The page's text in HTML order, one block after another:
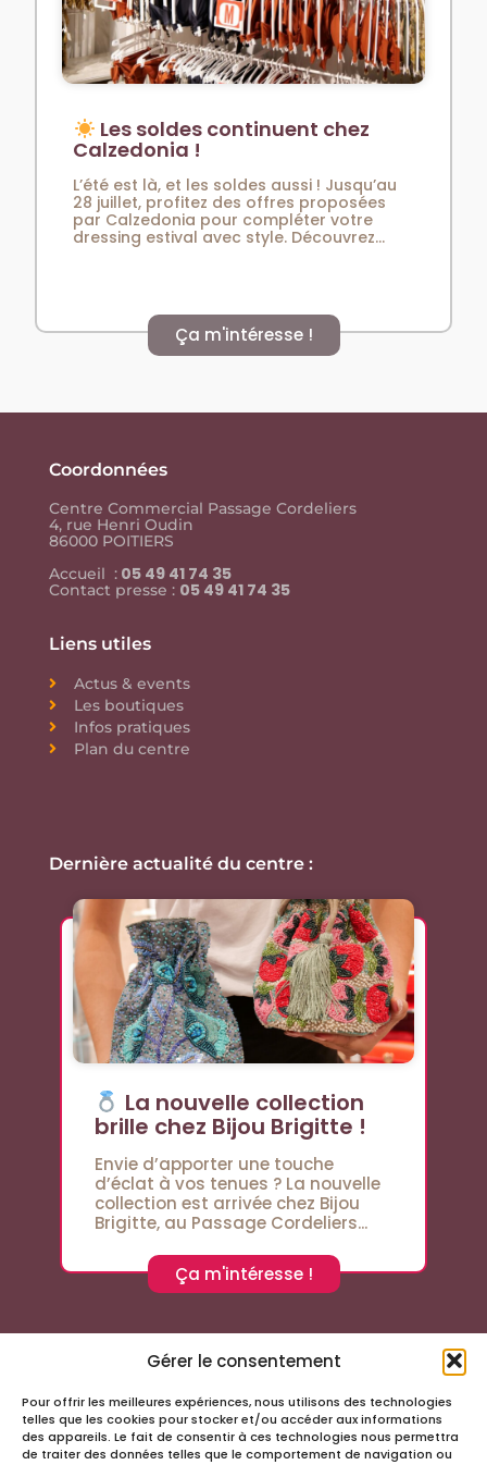
Gérer le consentement
Pour offrir les meilleures expériences, nous utilisons des technologies
telles que les cookies pour stocker et/ou accéder aux informations
des appareils. Le fait de consentir à ces technologies nous permettra
de traiter des données telles que le comportement de navigation ou
Les soldes continuent chez
Calzedonia !
L’été est là, et les soldes aussi ! Jusqu’au
28 juillet, profitez des offres proposées
par Calzedonia pour compléter votre
dressing estival avec style. Découvrez...
Ça m'intéresse !
Coordonnées
Centre Commercial Passage Cordeliers
4, rue Henri Oudin
86000 POITIERS
Accueil : 05 49 41 74 35
Contact presse : 05 49 41 74 35
Liens utiles
Actus & events
Les boutiques
Infos pratiques
Plan du centre
Dernière actualité du centre :
La nouvelle collection
brille chez Bijou Brigitte !
Envie d’apporter une touche
d’éclat à vos tenues ? La nouvelle
collection est arrivée chez Bijou
Brigitte, au Passage Cordeliers...
Ça m'intéresse !
Suivez-nous sur les réseaux sociaux